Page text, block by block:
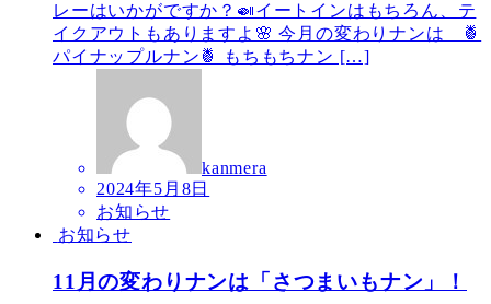
レーはいかがですか？🍛イートインはもちろん、テ
イクアウトもありますよ🌸 今月の変わりナンは 🍍
パイナップルナン🍍 もちもちナン […]
kanmera
2024年5月8日
お知らせ
お知らせ
11月の変わりナンは「さつまいもナン」！